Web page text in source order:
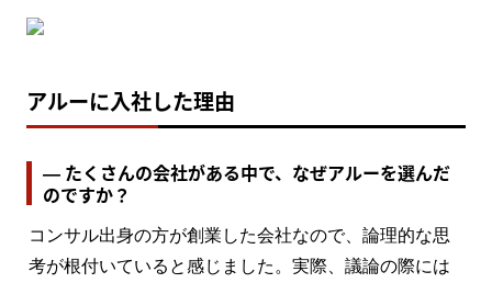
アルーに入社した理由
― たくさんの会社がある中で、なぜアルーを選んだ
のですか？
コンサル出身の方が創業した会社なので、論理的な思
考が根付いていると感じました。実際、議論の際には